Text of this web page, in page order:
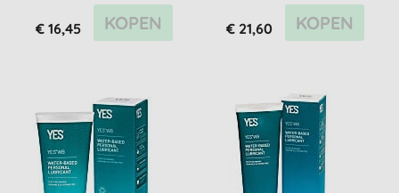
€ 16,45 KOPEN € 21,60 KOPEN